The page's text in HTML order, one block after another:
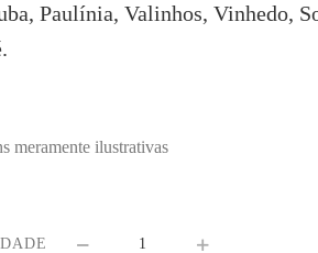
Paulínia, Valinhos, Vinhedo,
meramente ilustrativas